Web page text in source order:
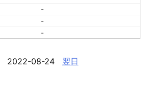
-
-
-
2022-08-24 翌日